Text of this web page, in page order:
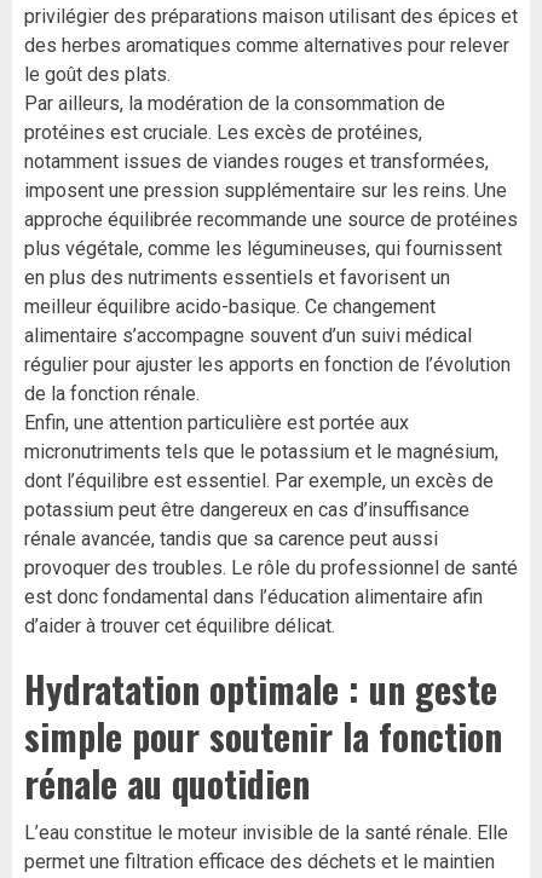
privilégier des préparations maison utilisant des épices et
des herbes aromatiques comme alternatives pour relever
le goût des plats.
Par ailleurs, la modération de la consommation de
protéines est cruciale. Les excès de protéines,
notamment issues de viandes rouges et transformées,
imposent une pression supplémentaire sur les reins. Une
approche équilibrée recommande une source de protéines
plus végétale, comme les légumineuses, qui fournissent
en plus des nutriments essentiels et favorisent un
meilleur équilibre acido-basique. Ce changement
alimentaire s’accompagne souvent d’un suivi médical
régulier pour ajuster les apports en fonction de l’évolution
de la fonction rénale.
Enfin, une attention particulière est portée aux
micronutriments tels que le potassium et le magnésium,
dont l’équilibre est essentiel. Par exemple, un excès de
potassium peut être dangereux en cas d’insuffisance
rénale avancée, tandis que sa carence peut aussi
provoquer des troubles. Le rôle du professionnel de santé
est donc fondamental dans l’éducation alimentaire afin
d’aider à trouver cet équilibre délicat.
Hydratation optimale : un geste
simple pour soutenir la fonction
rénale au quotidien
L’eau constitue le moteur invisible de la santé rénale. Elle
permet une filtration efficace des déchets et le maintien